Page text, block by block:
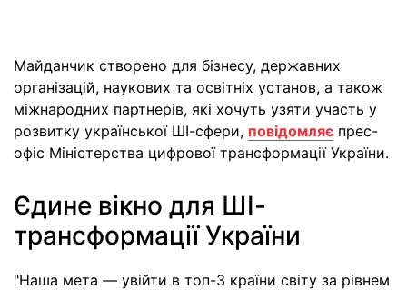
Майданчик створено для бізнесу, державних
організацій, наукових та освітніх установ, а також
міжнародних партнерів, які хочуть узяти участь у
розвитку української ШІ-сфери, повідомляє прес-
офіс Міністерства цифрової трансформації України.
Єдине вікно для ШІ-
трансформації України
"Наша мета — увійти в топ-3 країни світу за рівнем